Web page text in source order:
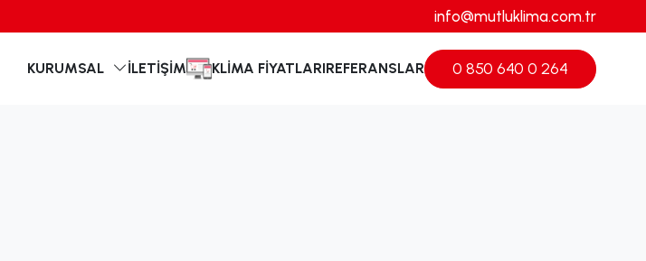
info@mutluklima.com.tr
KURUMSAL İLETIŞIM KLIMA FIYATLARIREFERANSLAR 0 850 640 0 264